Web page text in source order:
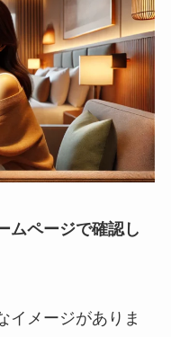
ムページで確認し
イメージがありま